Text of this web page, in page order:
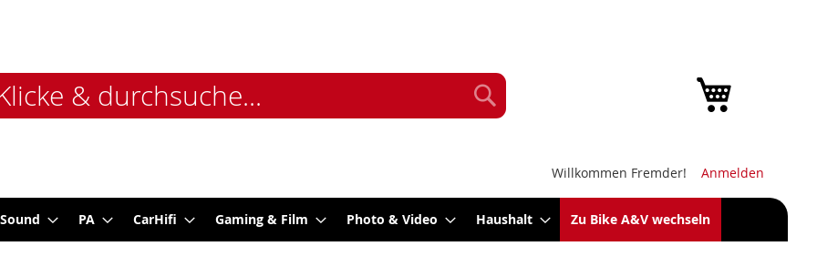
Willkommen Fremder! Anmelden
PA CarHifi Gaming & Film Photo & Video Haushalt Zu Bike A&V wechseln